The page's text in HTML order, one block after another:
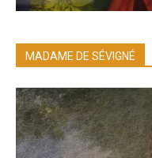
MADAME DE SÉVIGNÉ